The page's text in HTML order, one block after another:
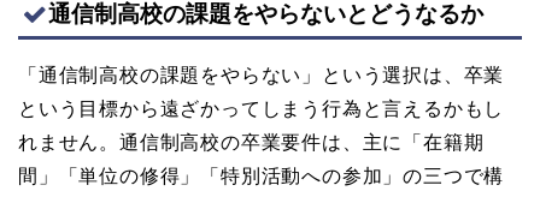
通信制高校の課題をやらないとどうなるか
「通信制高校の課題をやらない」という選択は、卒業
という目標から遠ざかってしまう行為と言えるかもし
れません。通信制高校の卒業要件は、主に「在籍期
間」「単位の修得」「特別活動への参加」の三つで構